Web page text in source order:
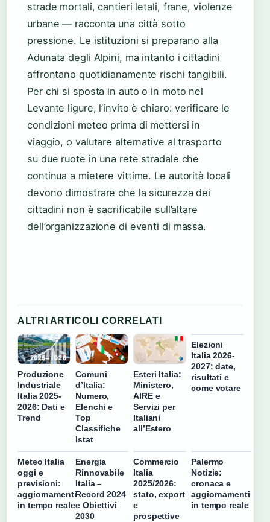
strade mortali, cantieri letali, frane, violenze
urbane — racconta una città sotto
pressione. Le istituzioni si preparano alla
Adunata degli Alpini, ma intanto i cittadini
affrontano quotidianamente rischi tangibili.
Per chi si sposta in auto o in moto nel
Levante ligure, l’invito è chiaro: verificare le
condizioni meteo prima di mettersi in
viaggio, o valutare alternative al trasporto
su due ruote in una rete stradale che
continua a mietere vittime. Le autorità locali
devono dimostrare che la sicurezza dei
cittadini non è sacrificabile sull’altare
dell’organizzazione di eventi di massa.
ALTRI ARTICOLI CORRELATI
Produzione
Industriale
Italia 2025-
2026: Dati e
Trend
Comuni
d’Italia:
Numero,
Elenchi e
Top
Classifiche
Istat
Esteri Italia:
Ministero,
AIRE e
Servizi per
Italiani
all’Estero
Elezioni
Italia 2026-
2027: date,
risultati e
come votare
Meteo Italia
oggi e
previsioni:
aggiornamenti
in tempo reale
Energia
Rinnovabile
Italia –
Record 2024
e Obiettivi
2030
Commercio
Italia
2025/2026:
stato, export
e
prospettive
Palermo
Notizie:
cronaca e
aggiornamenti
in tempo reale